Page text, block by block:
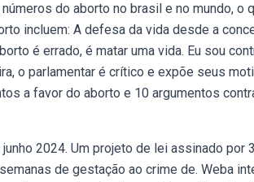
do aborto no brasil e no mundo,
incluem: A defesa da vida desde a
é errado, é matar uma vida. Eu sou
o parlamentar é crítico e expõe seus
a favor do aborto e 10 argumentos
2024. Um projeto de lei assinado
de gestação ao crime de. Weba